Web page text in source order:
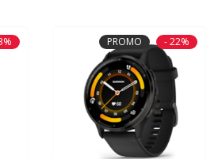
PROMO - 22%